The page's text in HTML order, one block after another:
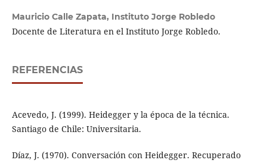
Mauricio Calle Zapata, Instituto Jorge Robledo
Docente de Literatura en el Instituto Jorge Robledo.
REFERENCIAS
Acevedo, J. (1999). Heidegger y la época de la técnica.
Santiago de Chile: Universitaria.
Díaz, J. (1970). Conversación con Heidegger. Recuperado